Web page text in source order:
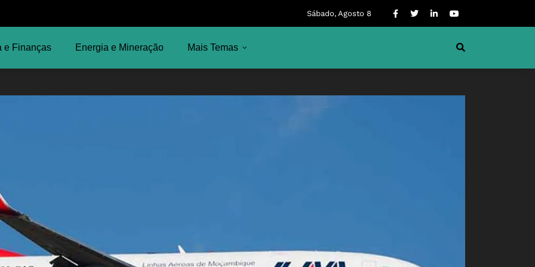
Sábado, Agosto 8
e Finanças Energia e Mineração Mais Temas